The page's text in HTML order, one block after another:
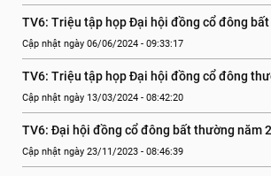
TV6: Triệu tập họp Đại hội đồng cổ đông
Cập nhật ngày 06/06/2024 - 09:33:17
TV6: Triệu tập họp Đại hội đồng cổ đông
Cập nhật ngày 13/03/2024 - 08:42:20
TV6: Đại hội đồng cổ đông bất thường năm
Cập nhật ngày 23/11/2023 - 08:46:39